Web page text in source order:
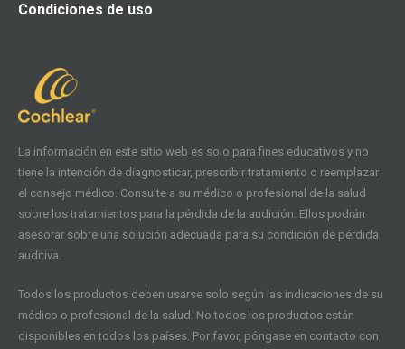
La información en este sitio web es solo para fines educativos y no
tiene la intención de diagnosticar, prescribir tratamiento o reemplazar
el consejo médico. Consulte a su médico o profesional de la salud
sobre los tratamientos para la pérdida de la audición. Ellos podrán
asesorar sobre una solución adecuada para su condición de pérdida
auditiva.
Todos los productos deben usarse solo según las indicaciones de su
médico o profesional de la salud. No todos los productos están
disponibles en todos los países. Por favor, póngase en contacto con
Condiciones de uso